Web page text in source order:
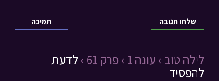
תמיכה שלחו תגובה
לילה טוב › עונה 1 › פרק 61 ›
לדעת
להפסיד